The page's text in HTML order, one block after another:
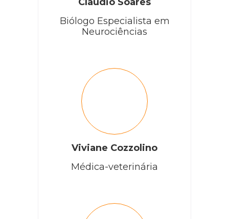
Biólogo Especialista em
Neurociências
Viviane Cozzolino
Médica-veterinária